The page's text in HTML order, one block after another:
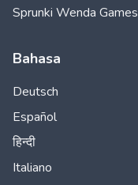
Sprunki Wenda Games
Bahasa
Deutsch
Español
हिन्दी
Italiano